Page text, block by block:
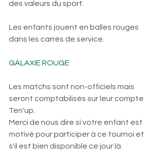
des valeurs du sport.
Les enfants jouent en balles rouges
dans les carrés de service.
GALAXIE ROUGE
Les matchs sont non-officiels mais
seront comptabilisés sur leur compte
Ten'up.
Merci de nous dire si votre enfant est
motivé pour participer à ce tournoi et
s'il est bien disponible ce jour là.